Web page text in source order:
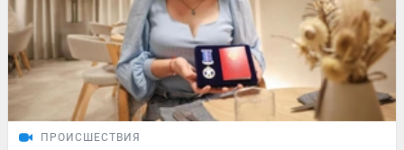
ПРОИСШЕСТВИЯ